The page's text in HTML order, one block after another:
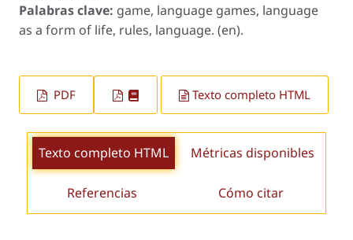
Palabras clave: game, language games, language
as a form of life, rules, language. (en).
PDF Texto completo HTML
Texto completo HTML Métricas disponibles
Referencias Cómo citar